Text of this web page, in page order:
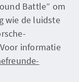
Battle” om
wie de luidste
informatie